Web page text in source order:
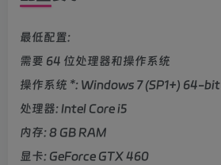
最低配置:
需要 64 位处理器和操作系统
操作系统 *: Windows 7 (SP1+) 64-bit
处理器: Intel Core i5
内存: 8 GB RAM
显卡: GeForce GTX 460